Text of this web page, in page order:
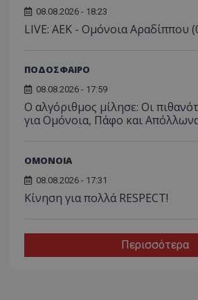
08.08.2026 - 18:23
LIVE: ΑΕΚ - Ομόνοια Αραδίππου
ΠΟΔΟΣΦΑΙΡΟ
08.08.2026 - 17:59
Ο αλγόριθμος μίλησε: Οι
για Ομόνοια, Πάφο και
ΟΜΟΝΟΙΑ
08.08.2026 - 17:31
Κίνηση για πολλά RESPECT!
Περισσότερα